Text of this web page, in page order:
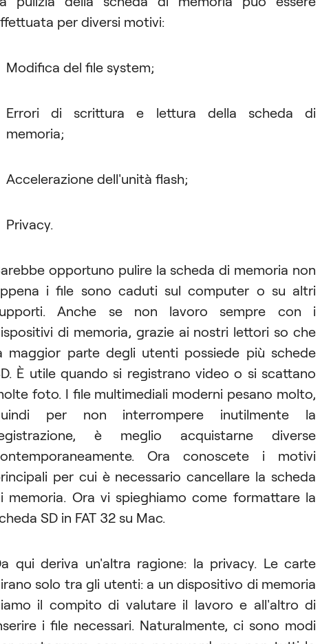
per diversi motivi:
Modifica del file system;
Errori di scrittura e lettura della scheda di
memoria;
Accelerazione dell'unità flash;
Privacy.
opportuno pulire la scheda di memoria non
i file sono caduti sul computer o su altri
Anche se non lavoro sempre con i
di memoria, grazie ai nostri lettori so che
maggior parte degli utenti possiede più schede
È utile quando si registrano video o si scattano
foto. I file multimediali moderni pesano molto,
per non interrompere inutilmente la
è meglio acquistarne diverse
Ora conoscete i motivi
per cui è necessario cancellare la scheda
memoria. Ora vi spieghiamo come formattare la
SD in FAT 32 su Mac.
qui deriva un'altra ragione: la privacy. Le carte
solo tra gli utenti: a un dispositivo di memoria
il compito di valutare il lavoro e all'altro di
i file necessari. Naturalmente, ci sono modi